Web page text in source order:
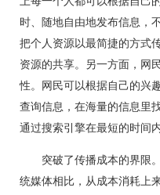
时、随地自由地发布信息，
把个人资源以最简捷的方式
资源的共享。另一方面，网
性。网民可以根据自己的兴
查询信息，在海量的信息里
通过搜索引擎在最短的时间
突破了传播成本的界限。
统媒体相比，从成本消耗上